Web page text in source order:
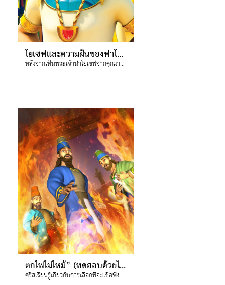
โยเซฟและความฝันของฟาโรห์
หลังจากเห็นพระเจ้านำโยเซฟจากคุกมายังพระราชวัง คริสตระหนักถึงคุณค่าของการไว้วางใจแผนการของพระเจ้า
ตกไฟไม่ไหม้” (ทดสอบด้วยไฟ)
คริสเรียนรู้เกี่ยวกับการเลือกที่จะเชื่อฟังและวางใจพระเจ้าผ่านเรื่องราวของชัดรัค เมชาคและเอเบดเนโกและเตาไฟร้อนแรง